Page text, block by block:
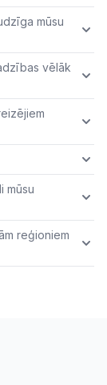
mūsu
vēlāk
mūsu
reģioniem